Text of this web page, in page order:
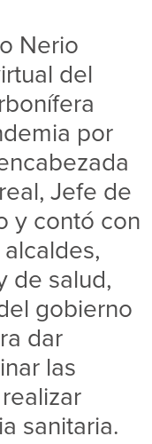
Nerio
del
por
Jefe de
y contó con
de salud,
gobierno
dar
las
sanitaria.